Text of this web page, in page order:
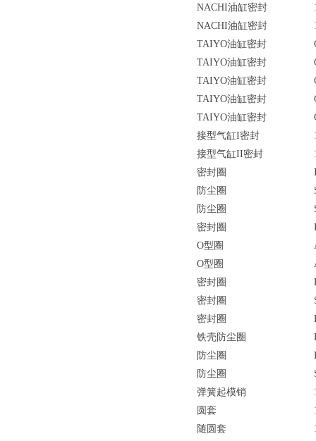
NACHI油缸密封
NACHI油缸密封
TAIYO油缸密封
TAIYO油缸密封
TAIYO油缸密封
TAIYO油缸密封
TAIYO油缸密封
接型气缸I密封
接型气缸II密封
密封圈
防尘圈
防尘圈
密封圈
O型圈
O型圈
密封圈
密封圈
密封圈
铁壳防尘圈
防尘圈
防尘圈
弹簧起模销
圆套
随圆套